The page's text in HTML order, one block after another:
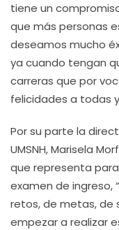
tiene un
que más personas
deseamos mucho
ya cuando tengan
carreras que por
felicidades a todas
Por su parte la
UMSNH, Marisela
que representa
examen de ingreso,
retos, de metas, de
empezar a realizar